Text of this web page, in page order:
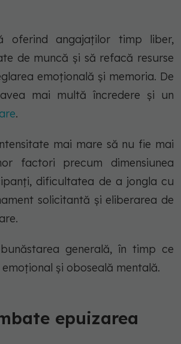
oferind angajaților timp liber,
de muncă și să refacă resurse
emoțională și memoria. De
mai multă încredere și un
.
mai mare să nu fie mai
factori precum dimensiunea
dificultatea de a jongla cu
solicitantă și eliberarea de
generală, în timp ce
și oboseală mentală.
epuizarea